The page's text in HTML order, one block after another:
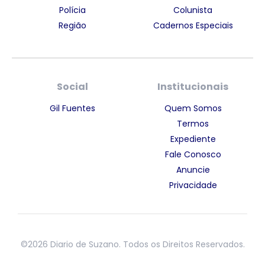
Polícia
Região
Colunista
Cadernos Especiais
Social
Gil Fuentes
Institucionais
Quem Somos
Termos
Expediente
Fale Conosco
Anuncie
Privacidade
©2026 Diario de Suzano. Todos os Direitos Reservados.